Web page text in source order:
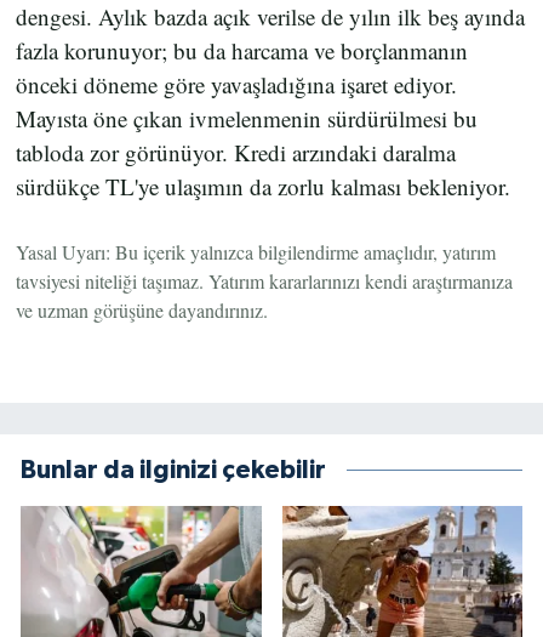
dengesi. Aylık bazda açık verilse de yılın ilk beş ayında
fazla korunuyor; bu da harcama ve borçlanmanın
önceki döneme göre yavaşladığına işaret ediyor.
Mayısta öne çıkan ivmelenmenin sürdürülmesi bu
tabloda zor görünüyor. Kredi arzındaki daralma
sürdükçe TL'ye ulaşımın da zorlu kalması bekleniyor.
Yasal Uyarı: Bu içerik yalnızca bilgilendirme amaçlıdır, yatırım
tavsiyesi niteliği taşımaz. Yatırım kararlarınızı kendi araştırmanıza
ve uzman görüşüne dayandırınız.
Bunlar da ilginizi çekebilir